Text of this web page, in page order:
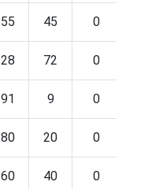
55 45 0
28 72 0
91 9 0
80 20 0
60 40 0